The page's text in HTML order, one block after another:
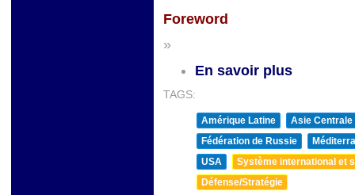
Foreword
»
En savoir plus
TAGS:
Amérique Latine
Asie Centrale
Fédération de Russie
USA
Système international et
Défense/Stratégie